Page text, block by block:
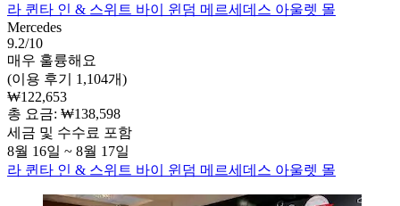
라 퀸타 인 & 스위트 바이 윈덤 메르세데스 아울렛 몰
Mercedes
9.2/10
매우 훌륭해요
(이용 후기 1,104개)
₩122,653
총 요금: ₩138,598
세금 및 수수료 포함
8월 16일 ~ 8월 17일
라 퀸타 인 & 스위트 바이 윈덤 메르세데스 아울렛 몰